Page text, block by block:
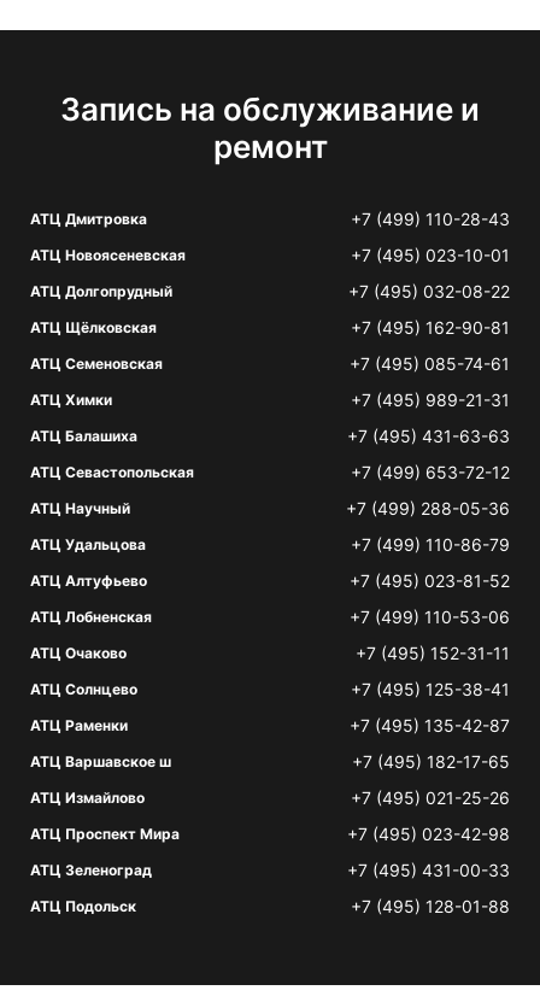
Запись на обслуживание и
ремонт
АТЦ Дмитровка +7 (499) 110-28-43
АТЦ Новоясеневская +7 (495) 023-10-01
АТЦ Долгопрудный +7 (495) 032-08-22
АТЦ Щёлковская +7 (495) 162-90-81
АТЦ Семеновская +7 (495) 085-74-61
АТЦ Химки +7 (495) 989-21-31
АТЦ Балашиха +7 (495) 431-63-63
АТЦ Севастопольская +7 (499) 653-72-12
АТЦ Научный +7 (499) 288-05-36
АТЦ Удальцова +7 (499) 110-86-79
АТЦ Алтуфьево +7 (495) 023-81-52
АТЦ Лобненская +7 (499) 110-53-06
АТЦ Очаково +7 (495) 152-31-11
АТЦ Солнцево +7 (495) 125-38-41
АТЦ Раменки +7 (495) 135-42-87
АТЦ Варшавское ш +7 (495) 182-17-65
АТЦ Измайлово +7 (495) 021-25-26
АТЦ Проспект Мира +7 (495) 023-42-98
АТЦ Зеленоград +7 (495) 431-00-33
АТЦ Подольск +7 (495) 128-01-88